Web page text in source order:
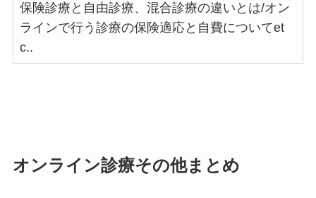
保険診療と自由診療、混合診療の違いとは/オン
ラインで行う診療の保険適応と自費についてet
c..
オンライン診療その他まとめ